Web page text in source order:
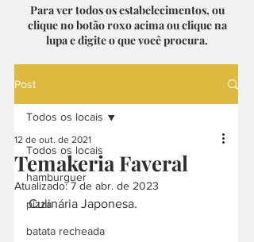
Para ver todos os estabelecimentos, ou
clique no botão roxo acima ou clique na
lupa e digite o que você procura.
Post
Todos os locais
hamburguer
pizza
batata recheada
Todos os locais
Temakeria Faveral
12 de out. de 2021
Atualizado:7 de abr. de 2023
Culinária Japonesa.